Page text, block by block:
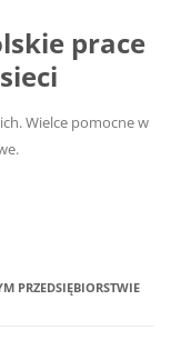
prace
Wielce pomocne w
PRZEDSIĘBIORSTWIE